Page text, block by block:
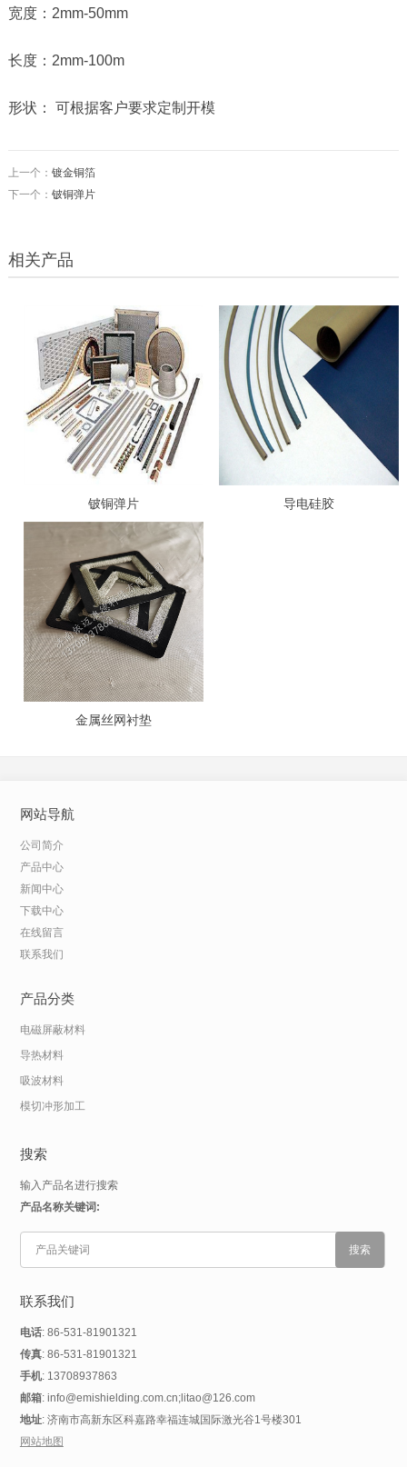
宽度： 2mm-50mm
长度： 2mm-100m
形状： 可根据客户要求定制开模
上一个： 镀金铜箔
下一个： 铍铜弹片
相关产品
铍铜弹片 导电硅胶
金属丝网衬垫
网站导航
公司简介
产品中心
新闻中心
下载中心
在线留言
联系我们
产品分类
电磁屏蔽材料
导热材料
吸波材料
模切冲形加工
搜索
输入产品名进行搜索
产品名称关键词:
联系我们
电话: 86-531-81901321
传真: 86-531-81901321
手机: 13708937863
邮箱: info@emishielding.com.cn;litao@126.com
地址: 济南市高新东区科嘉路幸福连城国际激光谷1号楼301
网站地图